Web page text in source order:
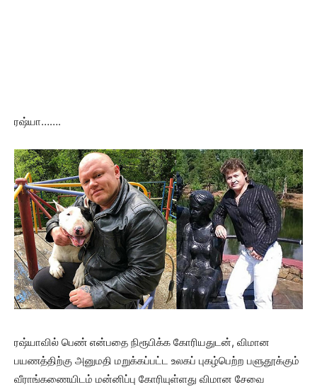
ரஷ்யா…….
ரஷ்யாவில் பெண் என்பதை நிரூபிக்க கோரியதுடன், விமான
பயணத்திற்கு அனுமதி மறுக்கப்பட்ட உலகப் புகழ்பெற்ற பளுதூக்கும்
வீராங்கணையிடம் மன்னிப்பு கோரியுள்ளது விமான சேவை